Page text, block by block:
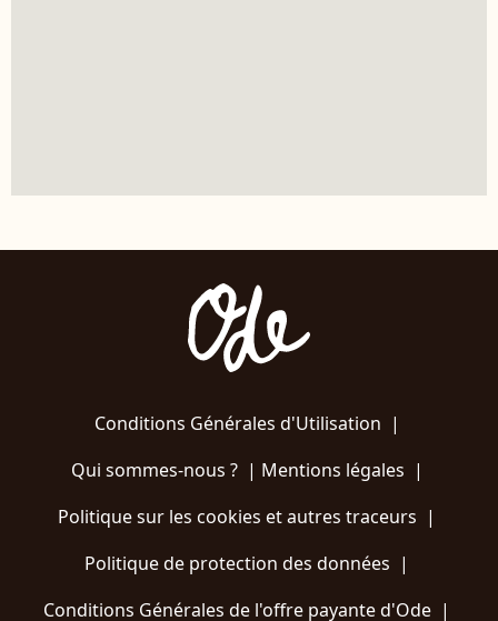
Conditions Générales d'Utilisation |
Qui sommes-nous ?| Mentions légales |
Politique sur les cookies et autres traceurs |
Politique de protection des données |
Conditions Générales de l'offre payante d'Ode |